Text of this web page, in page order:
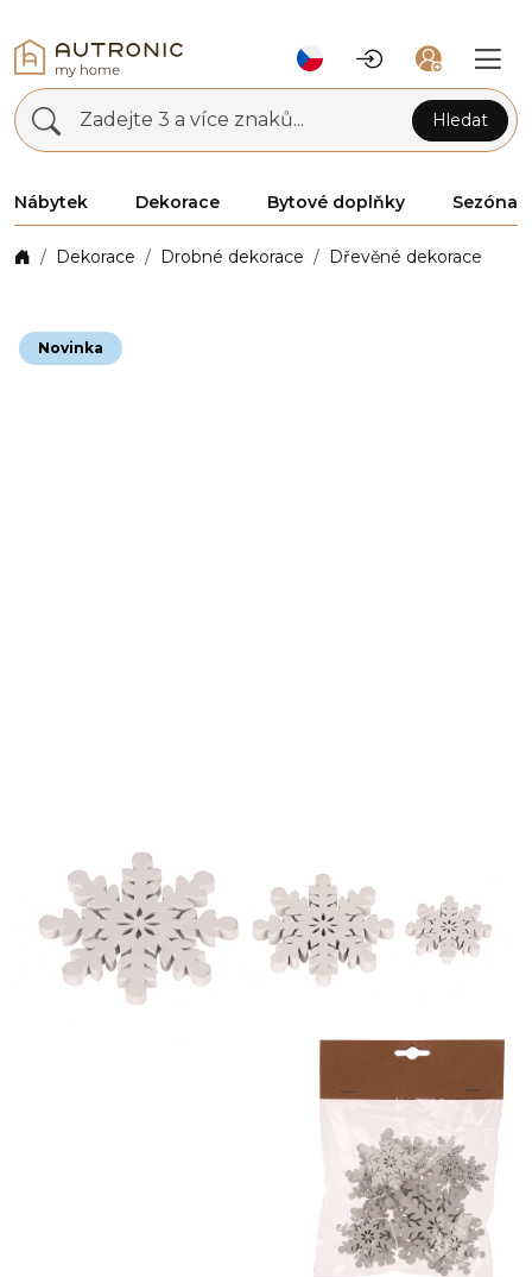
Zadejte 3 a více znaků... Hledat
Nábytek Dekorace Bytové doplňky Sezóna
Dekorace Drobné dekorace Dřevěné dekorace
Novinka